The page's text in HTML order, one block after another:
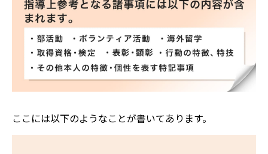
ここには以下のようなことが書いてあります。